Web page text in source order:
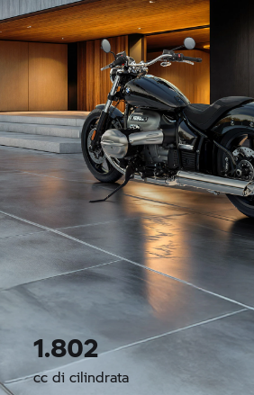
1.802
cc di cilindrata